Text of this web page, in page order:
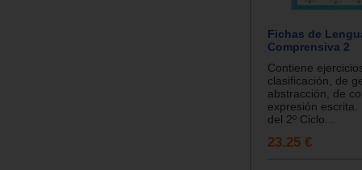
Fichas de
Comprensiva 2
Contiene
clasificación, de
abstracción, de
expresión escrita.
del 2º Ciclo...
23.25 €